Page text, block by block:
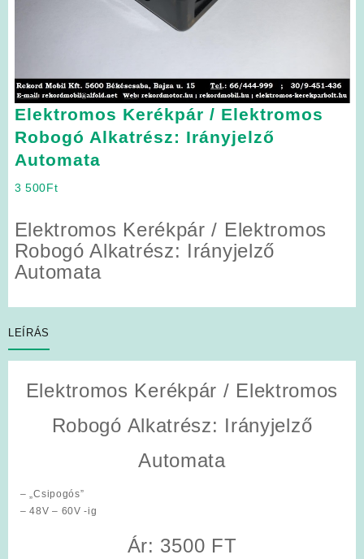
Elektromos Kerékpár / Elektromos
Robogó Alkatrész: Irányjelző
Automata
3 500Ft
Elektromos Kerékpár / Elektromos
Robogó Alkatrész: Irányjelző
Automata
LEÍRÁS
Elektromos Kerékpár / Elektromos
Robogó Alkatrész: Irányjelző
Automata
– „Csipogós”
– 48V – 60V -ig
Ár: 3500 FT